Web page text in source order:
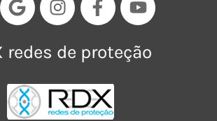
redes de proteção